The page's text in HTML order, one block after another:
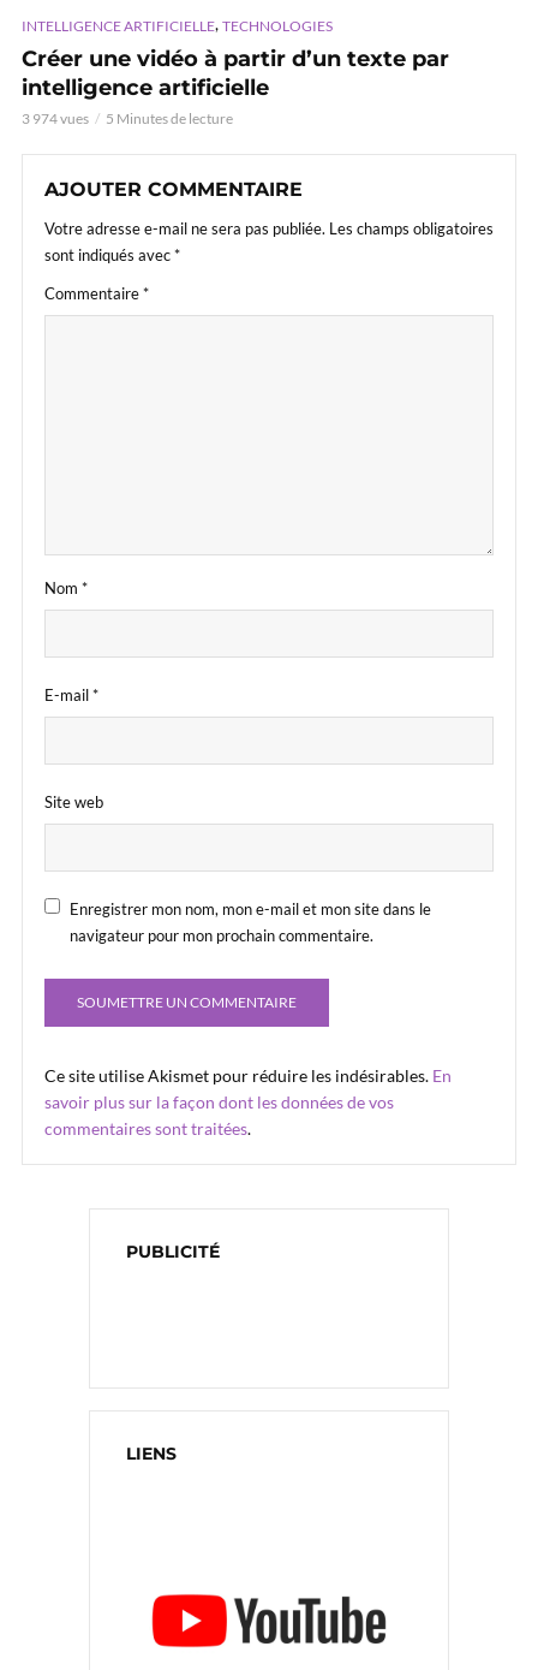
INTELLIGENCE ARTIFICIELLE, TECHNOLOGIES
Créer une vidéo à partir d’un texte par
intelligence artificielle
3 974 vues 5 Minutes de lecture
AJOUTER COMMENTAIRE
Votre adresse e-mail ne sera pas publiée. Les champs obligatoires
sont indiqués avec*
Commentaire*
Nom *
E-mail*
Site web
Enregistrer mon nom, mon e-mail et mon site dans le
navigateur pour mon prochain commentaire.
Ce site utilise Akismet pour réduire les indésirables. En
savoir plus sur la façon dont les données de vos
commentaires sont traitées.
PUBLICITÉ
LIENS